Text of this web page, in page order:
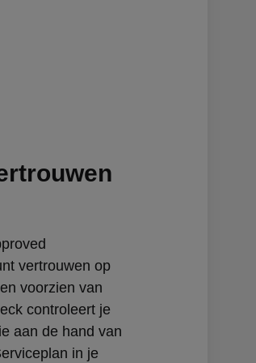
vertrouwen op
voorzien van
controleert je
aan de hand van
in je